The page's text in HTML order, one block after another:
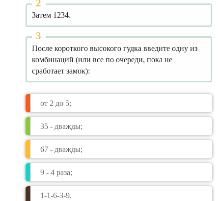
Затем 1234.
После короткого высокого гудка введите одну из
комбинаций (или все по очереди, пока не
сработает замок):
от 2 до 5;
35 - дважды;
67 - дважды;
9 - 4 раза;
1-1-6-3-9.